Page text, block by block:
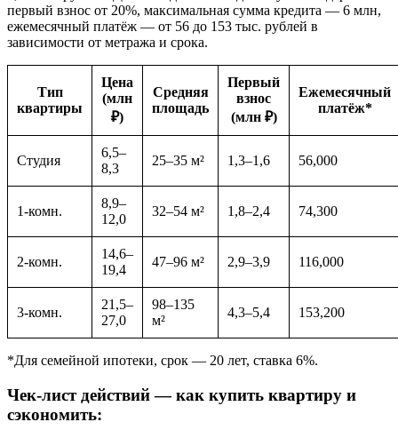
первый взнос от 20%, максимальная сумма кредита — 6 млн,
ежемесячный платёж — от 56 до 153 тыс. рублей в
зависимости от метража и срока.
Тип
квартиры
Цена
(млн
₽)
Средняя
площадь
Первый
взнос
(млн ₽)
Ежемесячный
платёж*
Студия
6,5–
8,3
25–35 м² 1,3–1,6 56,000
1-комн.
8,9–
12,0
32–54 м² 1,8–2,4 74,300
2-комн.
14,6–
19,4
47–96 м² 2,9–3,9 116,000
3-комн.
21,5–
27,0
98–135
м²
4,3–5,4 153,200
*Для семейной ипотеки, срок — 20 лет, ставка 6%.
Чек-лист действий — как купить квартиру и
сэкономить: